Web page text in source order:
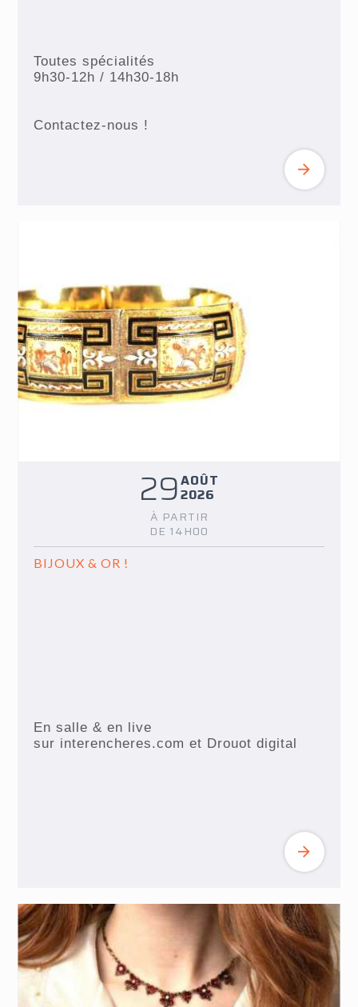
Toutes spécialités
9h30-12h / 14h30-18h
Contactez-nous !
29AOÛT
2026
À PARTIR
DE 14H00
BIJOUX & OR !
En salle & en live
sur interencheres.com et Drouot digital